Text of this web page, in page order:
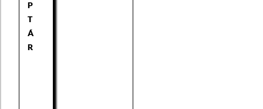
P
T
Á
R